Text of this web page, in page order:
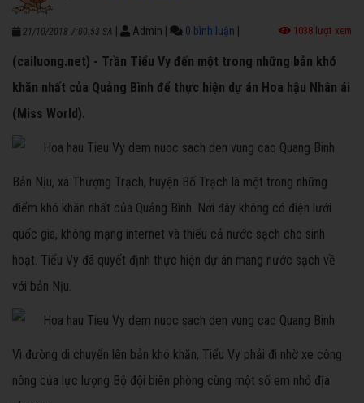
21/10/2018 7:00:53 SA Admin 0 bình luận 1038 lượt xem
(cailuong.net) - Trần Tiểu Vy đến một trong những bản khó
khăn nhất của Quảng Bình để thực hiện dự án Hoa hậu Nhân ái
(Miss World).
Bản Nịu, xã Thượng Trạch, huyện Bố Trạch là một trong những
điểm khó khăn nhất của Quảng Bình. Nơi đây không có điện lưới
quốc gia, không mạng internet và thiếu cả nước sạch cho sinh
hoạt. Tiểu Vy đã quyết định thực hiện dự án mang nước sạch về
với bản Nịu.
Vì đường di chuyển lên bản khó khăn, Tiểu Vy phải đi nhờ xe công
nông của lực lượng Bộ đội biên phòng cùng một số em nhỏ địa